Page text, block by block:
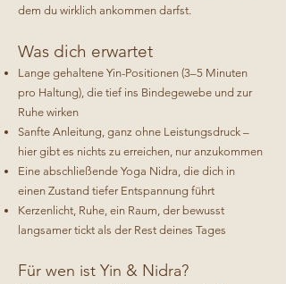
dem du wirklich ankommen darfst.
Was dich erwartet
Lange gehaltene Yin-Positionen (3–5 Minuten
pro Haltung), die tief ins Bindegewebe und zur
Ruhe wirken
Sanfte Anleitung, ganz ohne Leistungsdruck –
hier gibt es nichts zu erreichen, nur anzukommen
Eine abschließende Yoga Nidra, die dich in
einen Zustand tiefer Entspannung führt
Kerzenlicht, Ruhe, ein Raum, der bewusst
langsamer tickt als der Rest deines Tages
Für wen ist Yin & Nidra?